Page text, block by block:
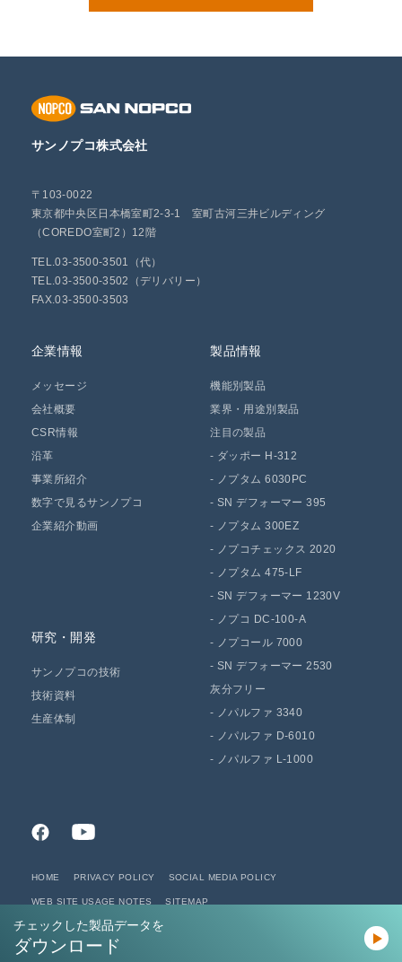
チェックした製品データを
ダウンロード
チェックした製品データを
ダウンロード
サンノプコ株式会社
〒103-0022
東京都中央区日本橋室町2-3-1 室町古河三井ビルディング
（COREDO室町2）12階
TEL.03-3500-3501（代）
TEL.03-3500-3502（デリバリー）
FAX.03-3500-3503
企業情報
メッセージ
会社概要
CSR情報
沿革
事業所紹介
数字で見るサンノプコ
企業紹介動画
製品情報
機能別製品
業界・用途別製品
注目の製品
- ダッポー H-312
- ノプタム 6030PC
-SN デフォーマー 395
- ノプタム 300EZ
- ノプコチェックス 2020
- ノプタム 475-LF
-SN デフォーマー 1230V
- ノプコ DC-100-A
- ノプコール 7000
-SN デフォーマー 2530
灰分フリー
- ノパルファ 3340
- ノパルファ D-6010
- ノパルファ L-1000
研究・開発
サンノプコの技術
技術資料
生産体制
HOME PRIVACY POLICY SOCIAL MEDIA POLICY
WEB SITE USAGE NOTES SITEMAP
COPYRIGHT (C) SAN NOPCO LIMITED ALL RIGHTS RESERVED.